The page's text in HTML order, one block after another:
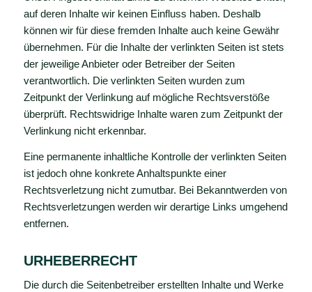
auf deren Inhalte wir keinen Einfluss haben. Deshalb
können wir für diese fremden Inhalte auch keine Gewähr
übernehmen. Für die Inhalte der verlinkten Seiten ist stets
der jeweilige Anbieter oder Betreiber der Seiten
verantwortlich. Die verlinkten Seiten wurden zum
Zeitpunkt der Verlinkung auf mögliche Rechtsverstöße
überprüft. Rechtswidrige Inhalte waren zum Zeitpunkt der
Verlinkung nicht erkennbar.
Eine permanente inhaltliche Kontrolle der verlinkten Seiten
ist jedoch ohne konkrete Anhaltspunkte einer
Rechtsverletzung nicht zumutbar. Bei Bekanntwerden von
Rechtsverletzungen werden wir derartige Links umgehend
entfernen.
URHEBERRECHT
Die durch die Seitenbetreiber erstellten Inhalte und Werke